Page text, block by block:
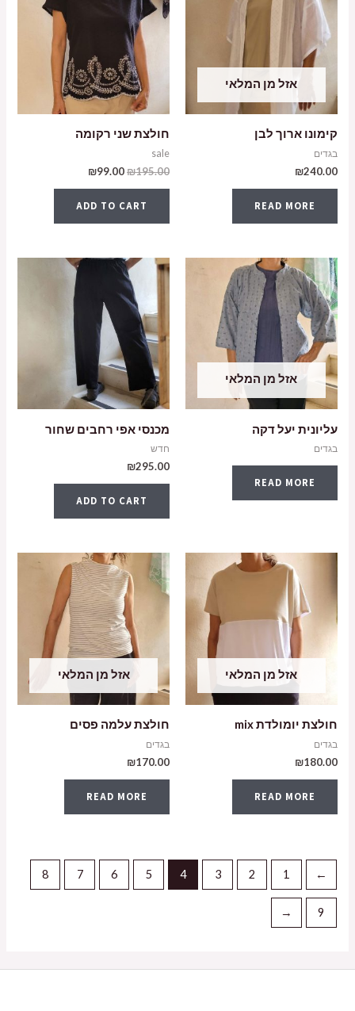
אזל מן המלאי
קימונו ארוך לבן
בגדים
₪240.00
READ MORE
חולצת שני רקומה
sale
₪195.00
₪99.00
ADD TO CART
אזל מן המלאי
עליונית יעל דקה
בגדים
READ MORE
מכנסי אפי רחבים שחור
חדש
₪295.00
ADD TO CART
אזל מן המלאי
חולצת יומולדת mix
בגדים
₪180.00
READ MORE
אזל מן המלאי
חולצת עלמה פסים
בגדים
₪170.00
READ MORE
→
1
2
3
4
5
6
7
8
9
←